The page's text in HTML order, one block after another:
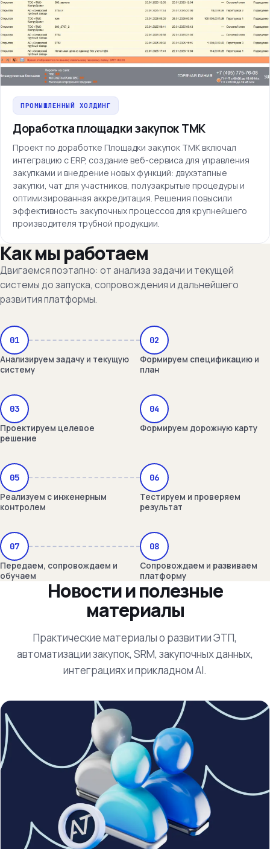
ПРОМЫШЛЕННЫЙ ХОЛДИНГ
Доработка площадки закупок ТМК
Проект по доработке Площадки закупок ТМК включал
интеграцию с ERP, создание веб-сервиса для управления
закупками и внедрение новых функций: двухэтапные
закупки, чат для участников, полузакрытые процедуры и
оптимизированная аккредитация. Решения повысили
эффективность закупочных процессов для крупнейшего
производителя трубной продукции.
Как мы работаем
Двигаемся поэтапно: от анализа задачи и текущей
системы до запуска, сопровождения и дальнейшего
развития платформы.
01
Анализируем задачу и текущую
систему
02
Формируем спецификацию и
план
03
Проектируем целевое
решение
04
Формируем дорожную карту
05
Реализуем с инженерным
контролем
06
Тестируем и проверяем
результат
07
Передаем, сопровождаем и
обучаем
08
Сопровождаем и развиваем
платформу
Новости и полезные
материалы
Практические материалы о развитии ЭТП,
автоматизации закупок, SRM, закупочных данных,
интеграциях и прикладном AI.